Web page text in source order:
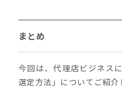
まとめ
今回は、代理店ビジネス
選定方法」についてご紹介